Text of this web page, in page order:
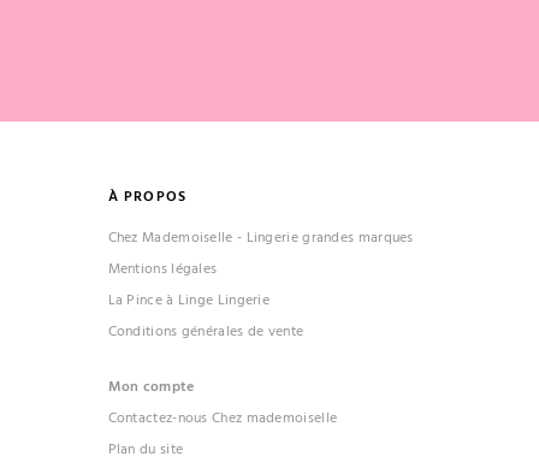
À PROPOS
Chez Mademoiselle - Lingerie grandes marques
Mentions légales
La Pince à Linge Lingerie
Conditions générales de vente
Mon compte
Contactez-nous Chez mademoiselle
Plan du site